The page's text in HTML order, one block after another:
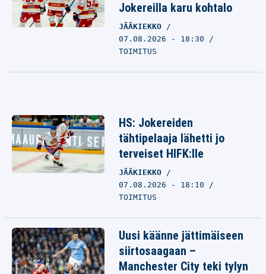
Jokereilla karu kohtalo
JÄÄKIEKKO
07.08.2026 - 18:30
TOIMITUS
HS: Jokereiden
tähtipelaaja lähetti jo
terveiset HIFK:lle
JÄÄKIEKKO
07.08.2026 - 18:10
TOIMITUS
Uusi käänne jättimäiseen
siirtosaagaan –
Manchester City teki tylyn